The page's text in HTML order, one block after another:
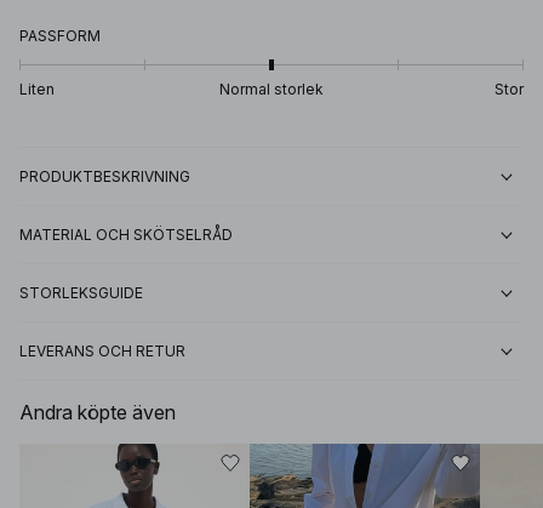
PASSFORM
Liten Normal storlek Stor
PRODUKTBESKRIVNING
MATERIAL OCH SKÖTSELRÅD
STORLEKSGUIDE
LEVERANS OCH RETUR
Andra köpte även